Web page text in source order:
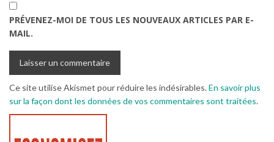
PRÉVENEZ-MOI DE TOUS LES NOUVEAUX ARTICLES PAR E-
MAIL.
Ce site utilise Akismet pour réduire les indésirables.En savoir plus
sur la façon dont les données de vos commentaires sont traitées.